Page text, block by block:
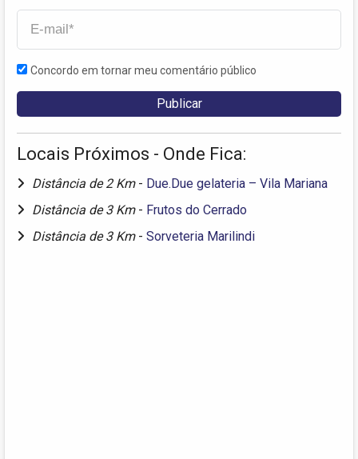
Concordo em tornar meu comentário público
Locais Próximos - Onde Fica:
Distância de 2 Km - Due.Due gelateria – Vila Mariana
Distância de 3 Km - Frutos do Cerrado
Distância de 3 Km - Sorveteria Marilindi